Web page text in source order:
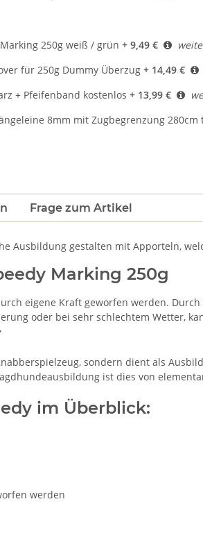
250g weiß / grün + 9,49 €
für 250g Dummy Überzug + 14,49 €
+ Pfeifenband kostenlos + 13,99 €
8mm mit Zugbegrenzung 280cm
Frage zum Artikel
Ausbildung gestalten mit Apporteln,
Marking 250g
eigene Kraft geworfen werden.
oder bei sehr schlechtem Wetter,
sondern dient als
ist dies von
im Überblick:
werden